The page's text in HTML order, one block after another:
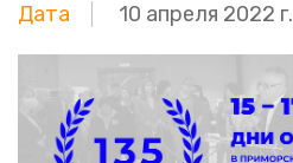
Дата 10 апреля 2022 г.